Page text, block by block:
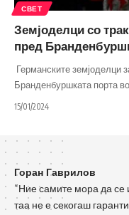
СВЕТ
Земјоделци со
пред
Германските земјоделци
Бранденбуршката порта
15/01/2024
Горан Гаврилов
“Ние самите мора да се
таа не е секогаш